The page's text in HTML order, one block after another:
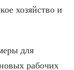
хозяйство и
для
рабочих